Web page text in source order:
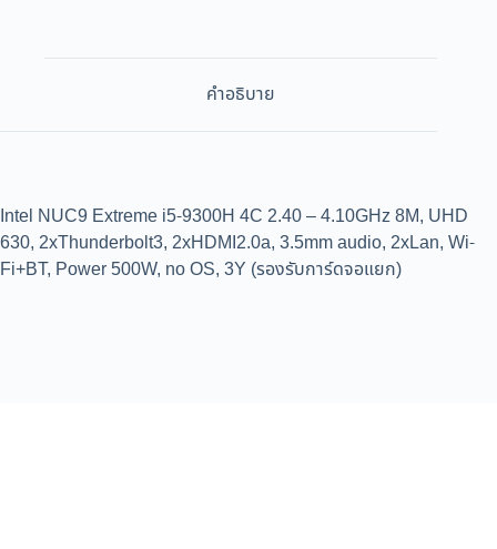
คำอธิบาย
Intel NUC9 Extreme i5-9300H 4C 2.40 – 4.10GHz 8M, UHD
630, 2xThunderbolt3, 2xHDMI2.0a, 3.5mm audio, 2xLan, Wi-
Fi+BT, Power 500W, no OS, 3Y (รองรับการ์ดจอแยก)